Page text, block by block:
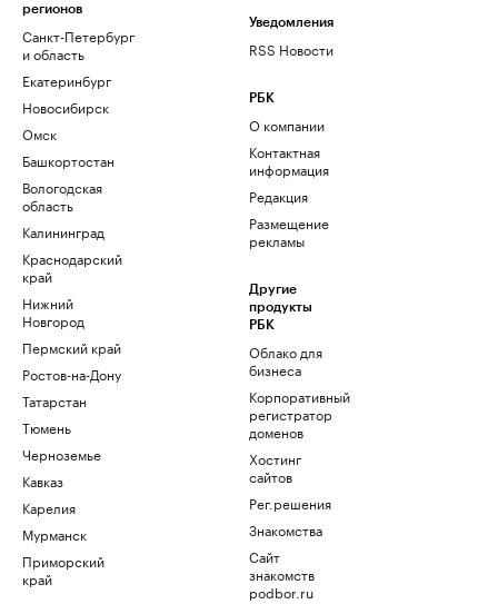
регионов
Санкт-Петербург
и область
Екатеринбург
Новосибирск
Омск
Башкортостан
Вологодская
область
Калининград
Краснодарский
край
Нижний
Новгород
Пермский край
Ростов-на-Дону
Татарстан
Тюмень
Черноземье
Кавказ
Карелия
Мурманск
Приморский
край
Уведомления
RSS Новости
РБК
О компании
Контактная
информация
Редакция
Размещение
рекламы
Другие
продукты
РБК
Облако для
бизнеса
Корпоративный
регистратор
доменов
Хостинг
сайтов
Рег.решения
Знакомства
Сайт
знакомств
podbor.ru